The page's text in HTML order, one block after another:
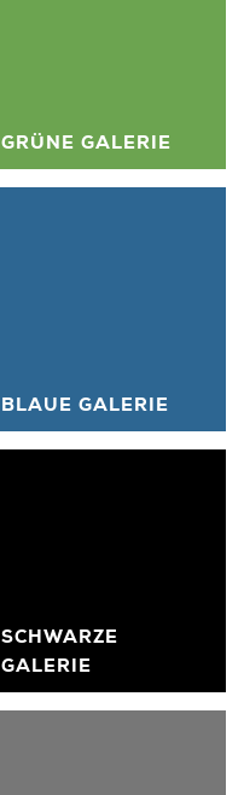
GRÜNE GALERIE
BLAUE GALERIE
SCHWARZE
GALERIE